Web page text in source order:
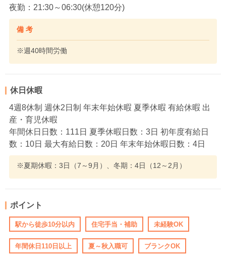
夜勤：21:30～06:30(休憩120分)
備 考
※週40時間労働
休日休暇
4週8休制 週休2日制 年末年始休暇 夏季休暇 有給休暇 出
産・育児休暇
年間休日日数：111日 夏季休暇日数：3日 初年度有給日
数：10日 最大有給日数：20日 年末年始休暇日数：4日
※夏期休暇：3日（7～9月）、冬期：4日（12～2月）
ポイント
駅から徒歩10分以内 住宅手当・補助 未経験OK
年間休日110日以上 夏～秋入職可 ブランクOK